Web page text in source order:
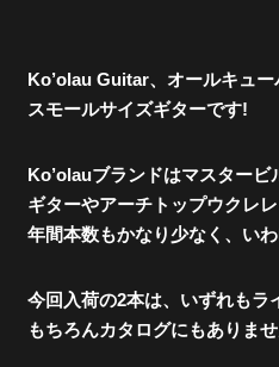
Ko’olau Guitar、オールキュー
スモールサイズギターです!
Ko’olauブランドはマスタービ
ギターやアーチトップウクレ
年間本数もかなり少なく、い
今回入荷の2本は、いずれもラ
もちろんカタログにもありませ